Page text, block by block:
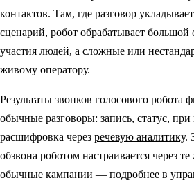
контактов. Там, где разговор
сценарий, робот обрабатывает большой
участия людей, а сложные или
живому оператору.
Результаты звонков голосового робота
обычные разговоры: запись, статус,
расшифровка через речевую аналитику.
обзвона роботом настраивается через
обычные кампании — подробнее в